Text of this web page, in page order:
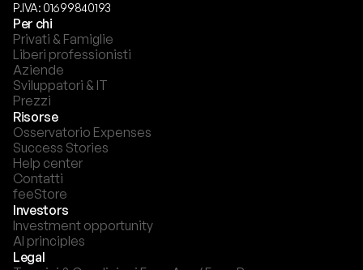
P.IVA: 01699840193
Per chi
Privati & Famiglie
Liberi professionisti
Aziende
Sviluppatori & IT
Prezzi
Risorse
Osservatorio Expenses
Success Stories
Help center
Contatti
feeStore
Investors
Investment opportunity
AI principles
Legal